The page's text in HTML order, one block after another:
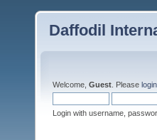
Daffodil
Welcome, Guest . Please login
Login with username,